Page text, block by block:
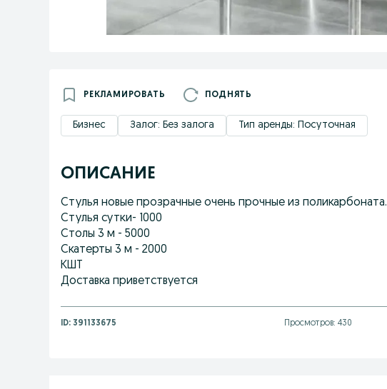
РЕКЛАМИРОВАТЬ ПОДНЯТЬ
Бизнес Залог: Без залога Тип аренды: Посуточная
ОПИСАНИЕ
Стулья новые прозрачные очень прочные из поликарбоната.
Стулья сутки- 1000
Столы 3 м - 5000
Скатерты 3 м - 2000
КШТ
Доставка приветствуется
ID: 391133675 Просмотров: 430